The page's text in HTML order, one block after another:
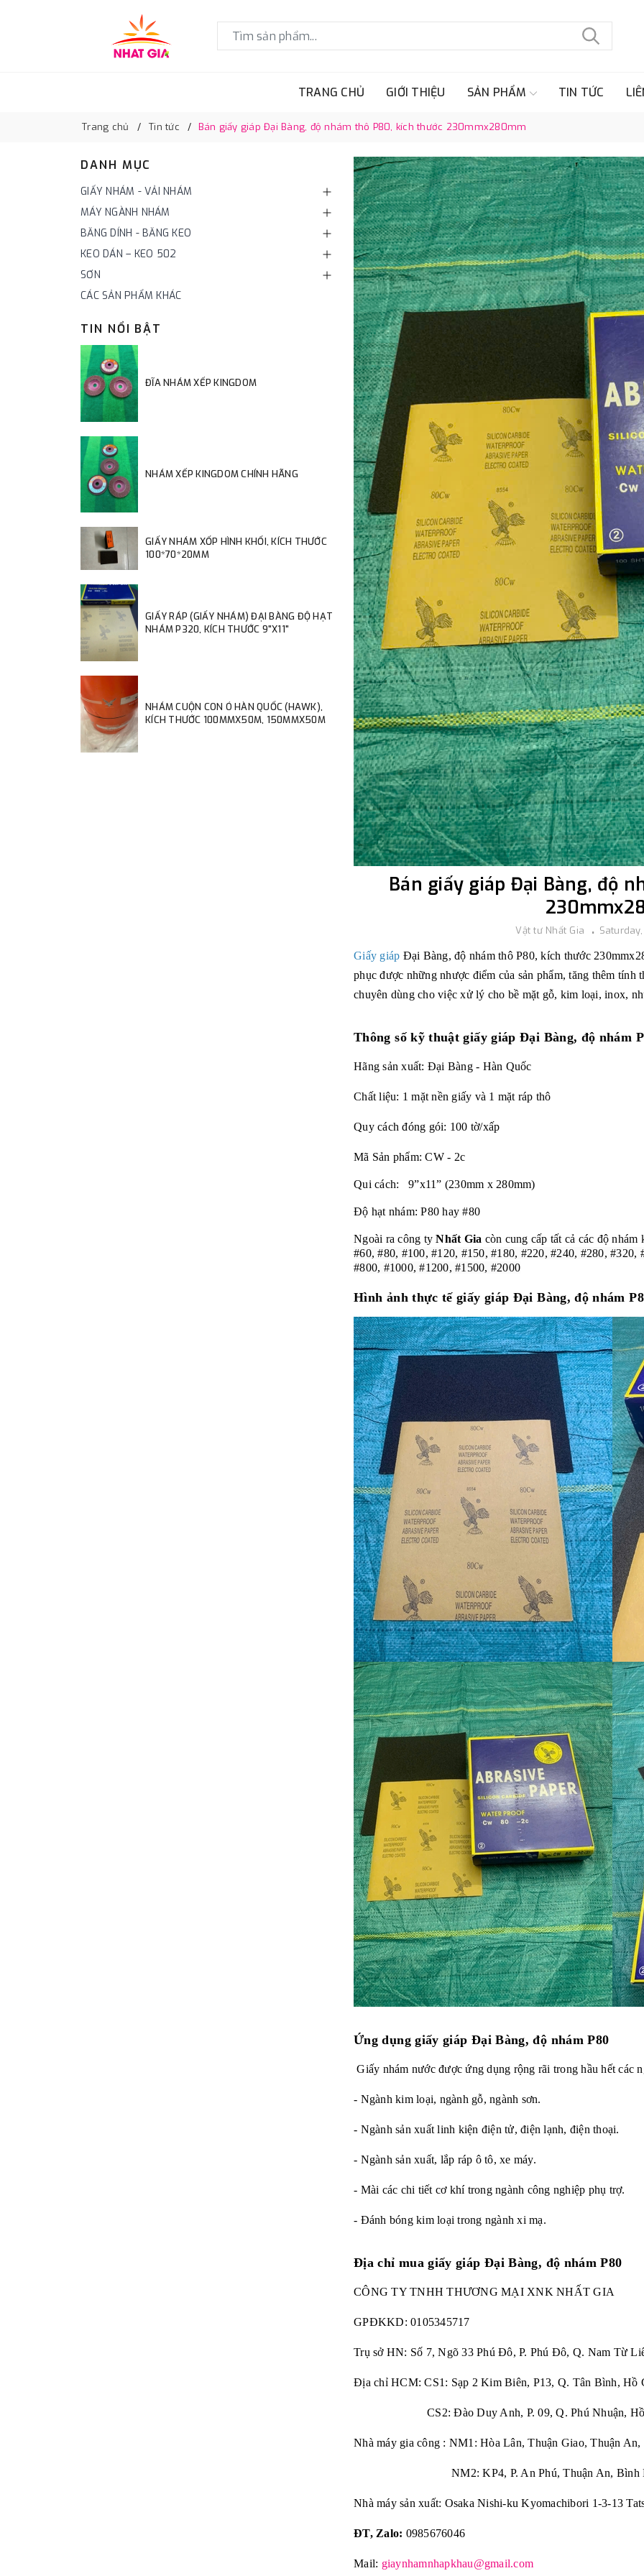
TRANG CHỦ GIỚI THIỆU SẢN PHẨM TIN TỨC
Trang chủ Tin tức Bán giấy giáp Đại Bàng, độ nhám thô P80, kích thước 230mmx280mm
DANH MỤC
GIẤY NHÁM - VẢI NHÁM
MÁY NGÀNH NHÁM
BĂNG DÍNH - BĂNG KEO
KEO DÁN – KEO 502
SƠN
CÁC SẢN PHẨM KHÁC
TIN NỔI BẬT
ĐĨA NHÁM XẾP KINGDOM
NHÁM XẾP KINGDOM CHÍNH HÃNG
GIẤY NHÁM XỐP HÌNH KHỐI, KÍCH THƯỚC
100*70*20MM
GIẤY RÁP (GIẤY NHÁM) ĐẠI BÀNG ĐỘ HẠT
NHÁM P320, KÍCH THƯỚC 9"X11"
NHÁM CUỘN CON Ó HÀN QUỐC (HAWK),
KÍCH THƯỚC 100MMX50M, 150MMX50M
Bán giấy giáp Đại Bàng, độ
Vật tư Nhất Gia
Giấy giáp Đại Bàng, độ nhám thô P80, kích thước
phục được những nhược điểm của sản phẩm, tăng thêm tính
chuyên dùng cho việc xử lý cho bề mặt gỗ, kim loại, inox,
Thông số kỹ thuậtgiấy giáp Đại Bàng, độ nhám
Hãng sản xuất: Đại Bàng - Hàn Quốc
Chất liệu: 1 mặt nền giấy và 1 mặt ráp thô
Quy cách đóng gói: 100 tờ/xấp
Mã Sản phẩm: CW - 2c
Qui cách: 9”x11” (230mm x 280mm)
Độ hạt nhám: P80 hay #80
Ngoài ra công tyNhất Gia còn cung cấp tất cả các độ nhám
#60, #80, #100, #120, #150, #180, #220, #240, #280, #320,
#800, #1000, #1200, #1500, #2000
Hình ảnh thực tếgiấy giáp Đại Bàng, độ nhám
Ứng dụnggiấy giáp Đại Bàng, độ nhám P80
Giấy nhám nước được ứng dụng rộng rãi trong hầu hết các
- Ngành kim loại, ngành gỗ, ngành sơn.
- Ngành sản xuất linh kiện điện tử, điện lạnh, điện thoại.
- Ngành sản xuất, lắp ráp ô tô, xe máy.
- Mài các chi tiết cơ khí trong ngành công nghiệp phụ trợ.
- Đánh bóng kim loại trong ngành xi mạ.
Địa chỉ muagiấy giáp Đại Bàng, độ nhám P80
CÔNG TY TNHH THƯƠNG MẠI XNK NHẤT GIA
GPĐKKD: 0105345717
Trụ sở HN: Số 7, Ngõ 33 Phú Đô, P. Phú Đô, Q. Nam Từ
Địa chỉ HCM: CS1: Sạp 2 Kim Biên, P13, Q. Tân Bình, Hồ
CS2: Đào Duy Anh, P. 09, Q. Phú Nhuận, Hồ
Nhà máy gia công : NM1: Hòa Lân, Thuận Giao, Thuận
NM2: KP4, P. An Phú, Thuận An, Bình
Nhà máy sản xuất: Osaka Nishi-ku Kyomachibori 1-3-13
ĐT, Zalo: 0985676046
Mail: giaynhamnhapkhau@gmail.com